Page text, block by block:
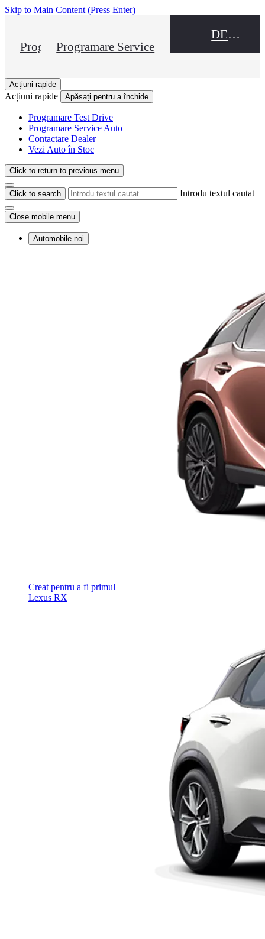
Skip to Main Content (Press Enter)
Programare Test Drive
Programare Service
DEALER NAME
Acțiuni rapide
Acțiuni rapide Apăsați pentru a închide
Programare Test Drive
Programare Service Auto
Contactare Dealer
Vezi Auto în Stoc
Click to return to previous menu
Click to search Introdu textul cautat
Close mobile menu
Automobile noi
Creat pentru a fi primul
Lexus RX